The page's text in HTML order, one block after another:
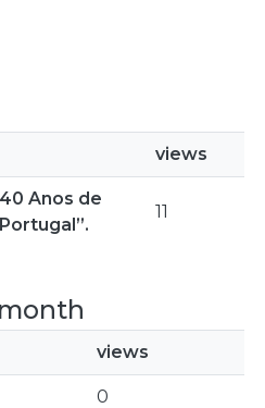
views
Anos de
11
views
0